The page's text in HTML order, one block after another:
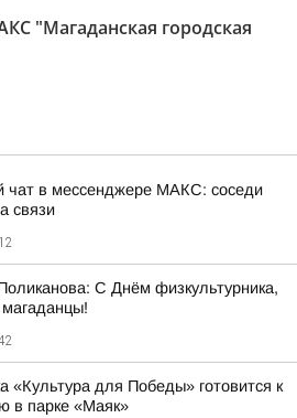
"Магаданская городская
чат в мессенджере MAКС: соседи
связи
С Днём физкультурника,
магаданцы!
«Культура для Победы» готовится к
в парке «Маяк»